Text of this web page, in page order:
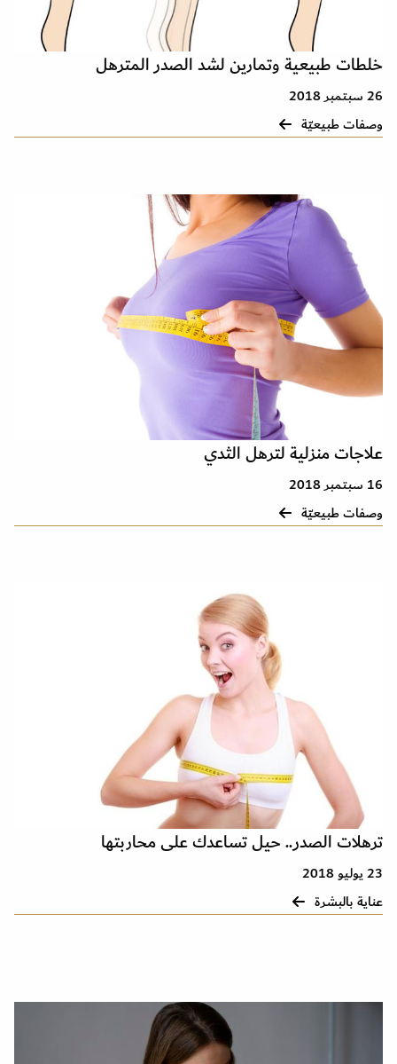
خلطات طبيعية وتمارين لشد الصدر المترهل
26 سبتمبر 2018
وصفات طبيعيّة
علاجات منزلية لترهل الثدي
16 سبتمبر 2018
وصفات طبيعيّة
ترهلات الصدر.. حيل تساعدك على محاربتها
23 يوليو 2018
عناية بالبشرة